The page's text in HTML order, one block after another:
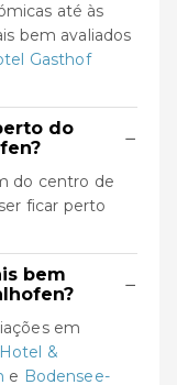
até às
bem avaliados
Gasthof
do
−
do centro de
ficar perto
bem
−
em
&
e Bodensee-